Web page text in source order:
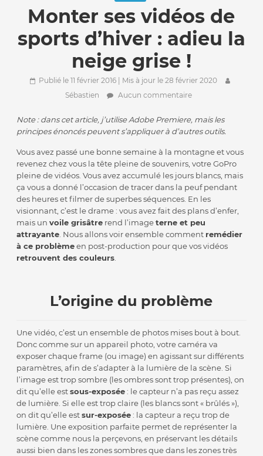
Monter ses vidéos de
sports d’hiver : adieu la
neige grise !
Publié le 11 février 2016| Mis à jour le 28 février 2020
Sébastien
Aucun commentaire
Note : dans cet article, j’utilise Adobe Premiere, mais les
principes énoncés peuvent s’appliquer à d’autres outils.
Vous avez passé une bonne semaine à la montagne et vous
revenez chez vous la tête pleine de souvenirs, votre GoPro
pleine de vidéos. Vous avez accumulé les jours blancs, mais
ça vous a donné l’occasion de tracer dans la peuf pendant
des heures et filmer de superbes séquences. En les
visionnant, c’est le drame : vous avez fait des plans d’enfer,
mais unvoile grisâtre rend l’imageterne et peu
attrayante . Nous allons voir ensemble comment remédier
à ce problèmeen post-production pour que vos vidéos
retrouvent des couleurs
L’origine du problème
Une vidéo, c’est un ensemble de photos mises bout à bout.
Donc comme sur un appareil photo, votre caméra va
exposer chaque frame (ou image) en agissant sur différents
paramètres, afin de s’adapter à la lumière de la scène. Si
l’image est trop sombre (les ombres sont trop présentes), on
dit qu’elle estsous-exposée : le capteur n’a pas reçu assez
de lumière. Si elle est trop claire (les blancs sont « brûlés »),
on dit qu’elle estsur-exposée : la capteur a reçu trop de
lumière. Une exposition parfaite permet de représenter la
scène comme nous la perçevons, en préservant les détails
aussi bien dans les zones sombres que dans les zones très